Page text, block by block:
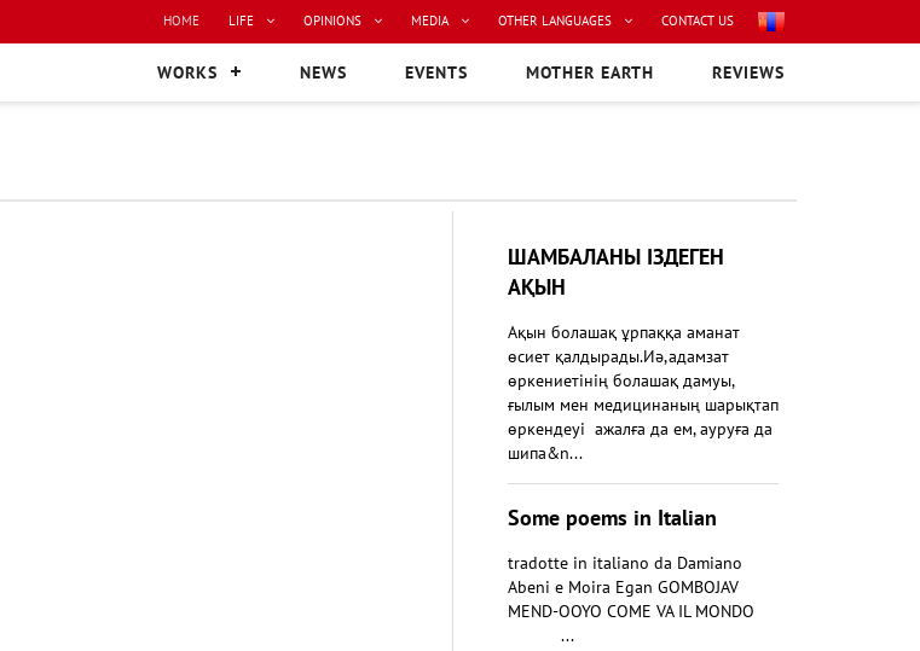
HOME LIFE OPINIONS MEDIA OTHER LANGUAGES CONTACT US
WORKS NEWS EVENTS MOTHER EARTH REVIEWS
ШАМБАЛАНЫ ІЗДЕГЕН
АҚЫН
Ақын болашақ ұрпаққа аманат
өсиет қалдырады.Иә,адамзат
өркениетінің болашақ дамуы,
ғылым мен медицинаның шарықтап
өркендеуі ажалға да ем, ауруға да
шипа&n...
Some poems in Italian
tradotte in italiano da Damiano
Abeni e Moira Egan GOMBOJAV
MEND-OOYO COME VA IL MONDO
...